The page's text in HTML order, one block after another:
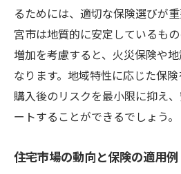
るためには、適切な保険選びが
宮市は地質的に安定しているも
増加を考慮すると、火災保険や
なります。地域特性に応じた保
購入後のリスクを最小限に抑え
ートすることができるでしょう。
住宅市場の動向と保険の適用例